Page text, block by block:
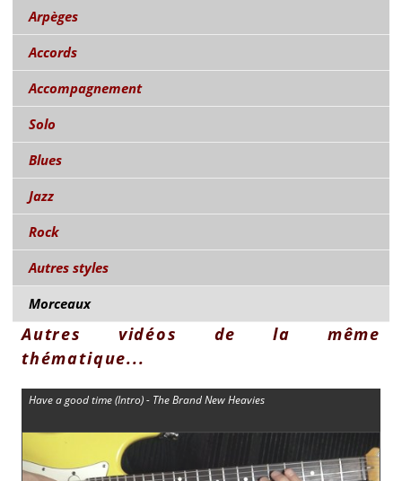
Arpèges
Accords
Accompagnement
Solo
Blues
Jazz
Rock
Autres styles
Morceaux
Autres vidéos de la même
thématique...
Have a good time (Intro) - The Brand New Heavies